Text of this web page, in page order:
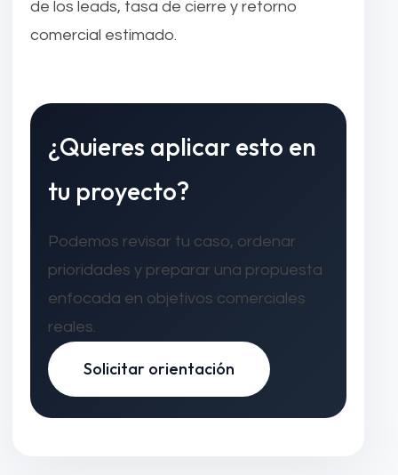
de los leads, tasa de cierre y retorno
comercial estimado.
¿Quieres aplicar esto en
tu proyecto?
Podemos revisar tu caso, ordenar
prioridades y preparar una propuesta
enfocada en objetivos comerciales
reales.
Solicitar orientación